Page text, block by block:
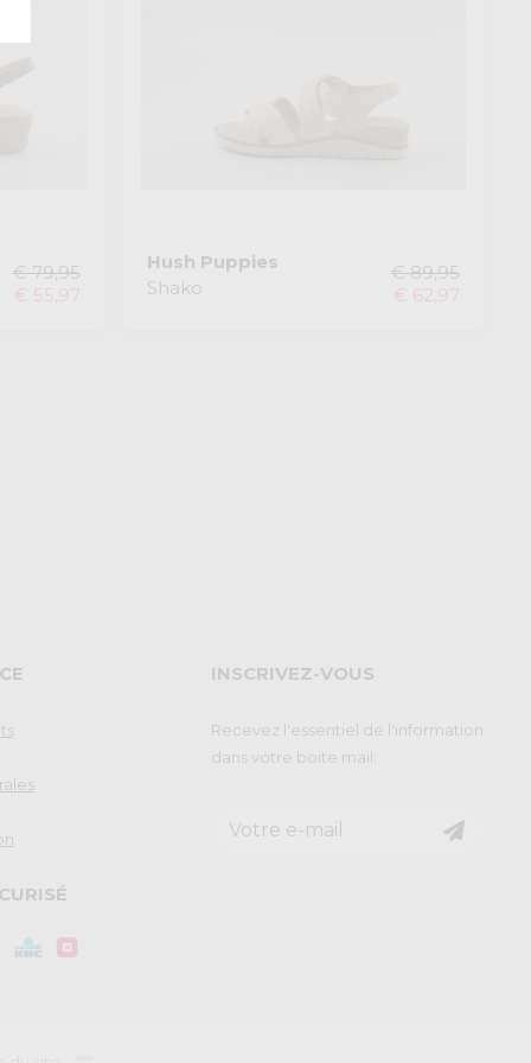
€ 79,95
€ 55,97
Hush Puppies
Shako
€ 89,95
€ 62,97
INSCRIVEZ-VOUS
Recevez l'essentiel de l'information
dans votre boite mail: